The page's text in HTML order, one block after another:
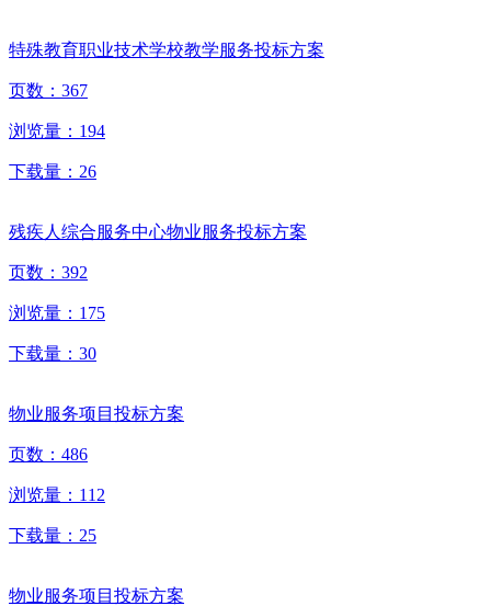
特殊教育职业技术学校教学服务投标方案
页数： 367
浏览量： 194
下载量： 26
残疾人综合服务中心物业服务投标方案
页数： 392
浏览量： 175
下载量： 30
物业服务项目投标方案
页数： 486
浏览量： 112
下载量： 25
物业服务项目投标方案